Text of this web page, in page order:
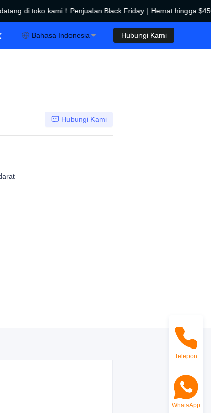
di toko kami！Penjualan Black Friday｜Hemat hingga
Black Friday｜Hemat hingga $450！
Bahasa Indonesia Hubungi Kami
Hubungi Kami
Telepon
WhatsApp